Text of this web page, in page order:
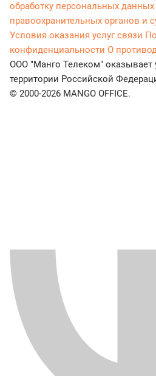
обработку персональных данных
правоохранительных органов и
Условия оказания услуг связи
конфиденциальности О
ООО "Манго Телеком" оказывает
территории Российской
© 2000-2026 MANGO OFFICE.